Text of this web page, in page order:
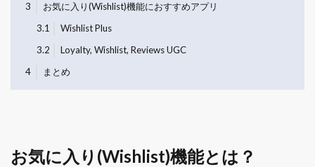
3
お気に入り(Wishlist)機能におすすめアプリ
3.1
Wishlist Plus
3.2
Loyalty, Wishlist, Reviews UGC
4
まとめ
お気に入り(Wishlist)機能とは？